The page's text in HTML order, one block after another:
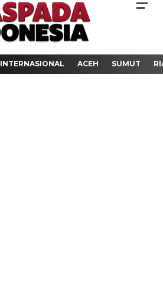
INTERNASIONAL ACEH SUMUT